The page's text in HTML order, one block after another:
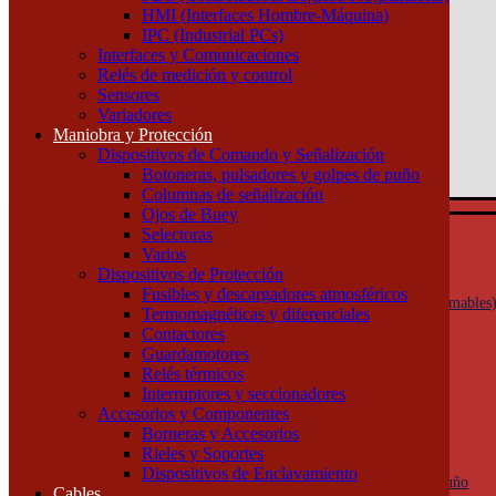
HMI (Interfaces Hombre-Máquina)
IPC (Industrial PCs)
Interfaces y Comunicaciones
Relés de medición y control
Sensores
Variadores
Maniobra y Protección
Dispositivos de Comando y Señalización
Botoneras, pulsadores y golpes de puño
Columnas de señalización
Ojos de Buey
Selectoras
Varios
Dispositivos de Protección
Fusibles y descargadores atmosféricos
Termomagnéticas y diferenciales
Contactores
Guardamotores
Relés térmicos
Interruptores y seccionadores
Accesorios y Componentes
Borneras y Accesorios
Rieles y Soportes
Dispositivos de Enclavamiento
Atención por WhatsApp
11 3071 1515
0
$ 0,00
0
Tu pedido
Automatización y Control
Actuadores
Controladores y Procesadores
PLC (Controladores Lógicos
HMI (Interfaces Hombre-Máquina)
IPC (Industrial PCs)
Interfaces y Comunicaciones
Relés de medición y control
Sensores
Variadores
Maniobra y Protección
Dispositivos de Comando y Señalización
Botoneras, pulsadores y golpes de puño